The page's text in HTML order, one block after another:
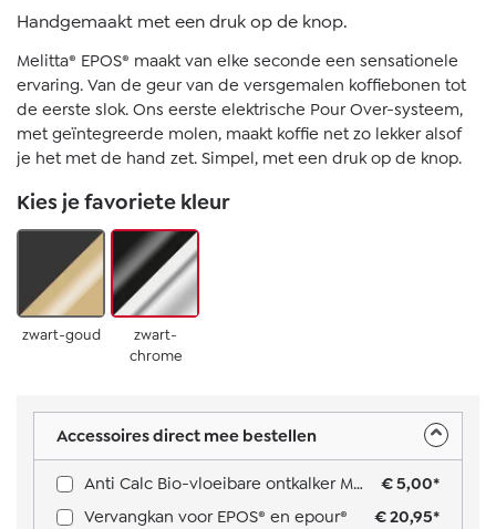
Handgemaakt met een druk op de knop.
Melitta® EPOS® maakt van elke seconde een sensationele
ervaring. Van de geur van de versgemalen koffiebonen tot
de eerste slok. Ons eerste elektrische Pour Over-systeem,
met geïntegreerde molen, maakt koffie net zo lekker alsof
je het met de hand zet. Simpel, met een druk op de knop.
Kies je favoriete kleur
zwart-goud
zwart-
chrome
Accessoires direct mee bestellen
Anti Calc Bio-vloeibare ontkalker Multi Usage
€ 5,00*
Vervangkan voor EPOS® en epour®
€ 20,95*